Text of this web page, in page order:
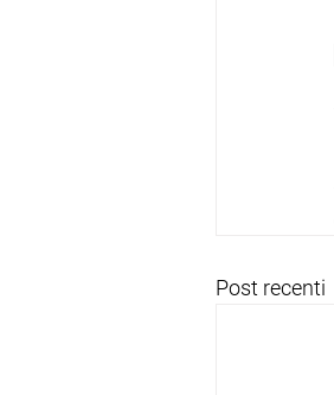
Post recenti